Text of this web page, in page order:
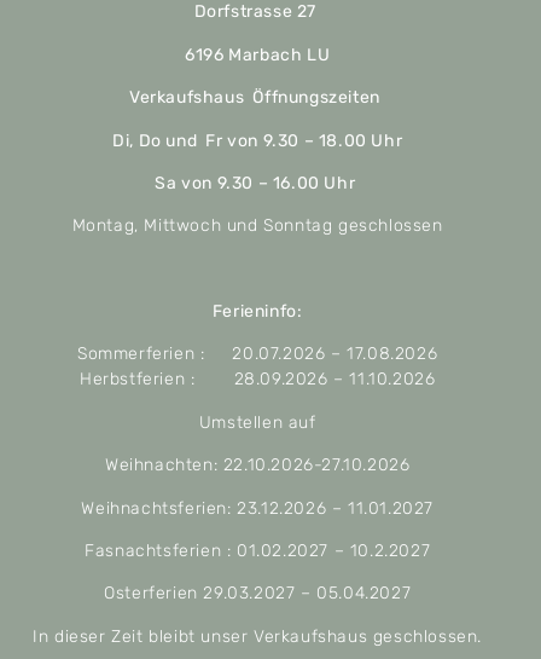
Dorfstrasse 27
6196 Marbach LU
Verkaufshaus Öffnungszeiten
Di, Do und Fr von 9.30 – 18.00 Uhr
Sa von 9.30 – 16.00 Uhr
Montag, Mittwoch und Sonntag geschlossen
Ferieninfo:
Sommerferien : 20.07.2026 – 17.08.2026
Herbstferien : 28.09.2026 – 11.10.2026
Umstellen auf
Weihnachten: 22.10.2026-27.10.2026
Weihnachtsferien: 23.12.2026 – 11.01.2027
Fasnachtsferien : 01.02.2027 – 10.2.2027
Osterferien 29.03.2027 – 05.04.2027
In dieser Zeit bleibt unser Verkaufshaus geschlossen.